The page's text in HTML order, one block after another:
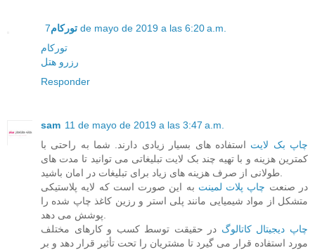
تورکام 7 de mayo de 2019 a las 6:20 a.m.
تورکام
رزرو هتل
Responder
sam 11 de mayo de 2019 a las 3:47 a.m.
چاپ بک لایت استفاده های بسیار زیادی دارند. شما به راحتی با
کمترین هزینه و با تهیه چند بک لایت تبلیغاتی می توانید تا مدت های
در صنعت چاپ پلات لمینت به این صورت است که لایه پلاستیکی
متشکل از مواد شیمیایی مانند پلی استر و رزین کاغذ چاپ شده را
چاپ دیجیتال کاتالوگ در حقیقت توسط کسب و کارهای مختلف
مورد استفاده قرار می گیرد تا مشتریان را تحت تأثیر قرار دهد و بر